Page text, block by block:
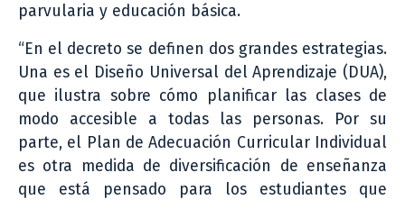
parvularia y educación básica.
“En el decreto se definen dos grandes estrategias.
Una es el Diseño Universal del Aprendizaje (DUA),
que ilustra sobre cómo planificar las clases de
modo accesible a todas las personas. Por su
parte, el Plan de Adecuación Curricular Individual
es otra medida de diversificación de enseñanza
que está pensado para los estudiantes que